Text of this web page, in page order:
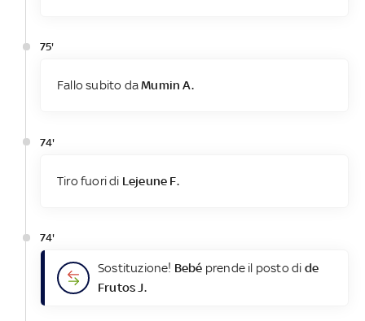
75'
Fallo subito daMumin A.
74'
Tiro fuori di Lejeune F.
74'
Sostituzione! Bebé prende il posto di de
Frutos J.